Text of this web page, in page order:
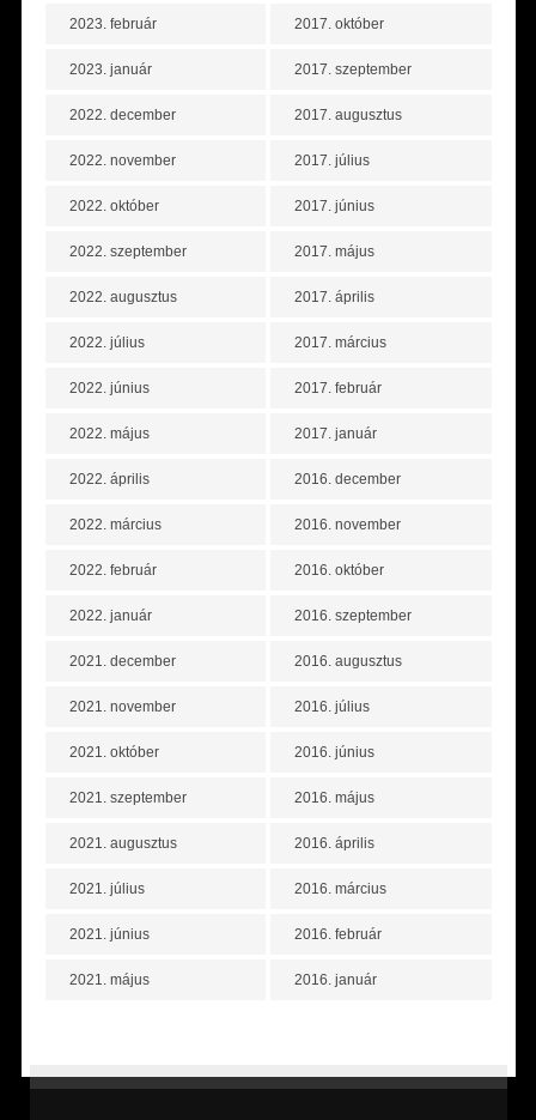
2023. február
2023. január
2022. december
2022. november
2022. október
2022. szeptember
2022. augusztus
2022. július
2022. június
2022. május
2022. április
2022. március
2022. február
2022. január
2021. december
2021. november
2021. október
2021. szeptember
2021. augusztus
2021. július
2021. június
2021. május
2017. október
2017. szeptember
2017. augusztus
2017. július
2017. június
2017. május
2017. április
2017. március
2017. február
2017. január
2016. december
2016. november
2016. október
2016. szeptember
2016. augusztus
2016. július
2016. június
2016. május
2016. április
2016. március
2016. február
2016. január